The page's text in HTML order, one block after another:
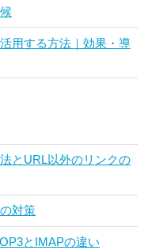
用する方法｜効果・導
とURL以外のリンクの
対策
とIMAPの違い